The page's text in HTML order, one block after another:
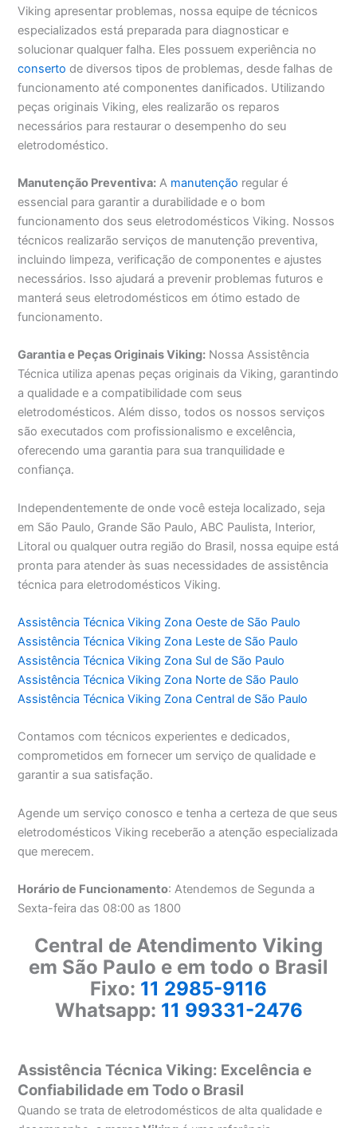
Viking apresentar problemas, nossa equipe de técnicos
especializados está preparada para diagnosticar e
solucionar qualquer falha. Eles possuem experiência no
conserto de diversos tipos de problemas, desde falhas de
funcionamento até componentes danificados. Utilizando
peças originais Viking, eles realizarão os reparos
necessários para restaurar o desempenho do seu
eletrodoméstico.
Manutenção Preventiva: A manutenção regular é
essencial para garantir a durabilidade e o bom
funcionamento dos seus eletrodomésticos Viking. Nossos
técnicos realizarão serviços de manutenção preventiva,
incluindo limpeza, verificação de componentes e ajustes
necessários. Isso ajudará a prevenir problemas futuros e
manterá seus eletrodomésticos em ótimo estado de
funcionamento.
Garantia e Peças Originais Viking: Nossa Assistência
Técnica utiliza apenas peças originais da Viking, garantindo
a qualidade e a compatibilidade com seus
eletrodomésticos. Além disso, todos os nossos serviços
são executados com profissionalismo e excelência,
oferecendo uma garantia para sua tranquilidade e
confiança.
Independentemente de onde você esteja localizado, seja
em São Paulo, Grande São Paulo, ABC Paulista, Interior,
Litoral ou qualquer outra região do Brasil, nossa equipe está
pronta para atender às suas necessidades de assistência
técnica para eletrodomésticos Viking.
Assistência Técnica Viking Zona Oeste de São Paulo
Assistência Técnica Viking Zona Leste de São Paulo
Assistência Técnica Viking Zona Sul de São Paulo
Assistência Técnica Viking Zona Norte de São Paulo
Assistência Técnica Viking Zona Central de São Paulo
Contamos com técnicos experientes e dedicados,
comprometidos em fornecer um serviço de qualidade e
garantir a sua satisfação.
Agende um serviço conosco e tenha a certeza de que seus
eletrodomésticos Viking receberão a atenção especializada
que merecem.
Horário de Funcionamento: Atendemos de Segunda a
Sexta-feira das 08:00 as 1800
Central de Atendimento Viking
em São Paulo e em todo o Brasil
Fixo: 11 2985-9116
Whatsapp: 11 99331-2476
Assistência Técnica Viking: Excelência e
Confiabilidade em Todo o Brasil
Quando se trata de eletrodomésticos de alta qualidade e